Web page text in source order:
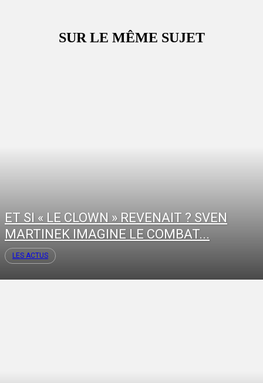
SUR LE MÊME SUJET
ET SI « LE CLOWN » REVENAIT ? SVEN
MARTINEK IMAGINE LE COMBAT...
LES ACTUS